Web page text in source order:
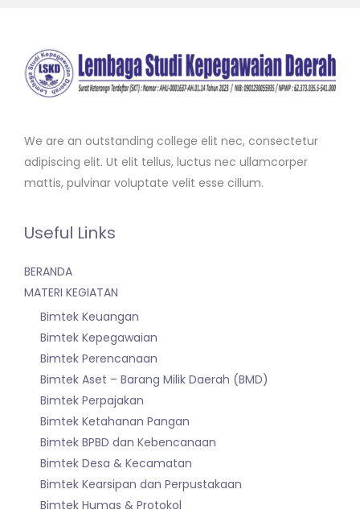
We are an outstanding college elit nec, consectetur
adipiscing elit. Ut elit tellus, luctus nec ullamcorper
mattis, pulvinar voluptate velit esse cillum.
Useful Links
BERANDA
MATERI KEGIATAN
Bimtek Keuangan
Bimtek Kepegawaian
Bimtek Perencanaan
Bimtek Aset – Barang Milik Daerah (BMD)
Bimtek Perpajakan
Bimtek Ketahanan Pangan
Bimtek BPBD dan Kebencanaan
Bimtek Desa & Kecamatan
Bimtek Kearsipan dan Perpustakaan
Bimtek Humas & Protokol